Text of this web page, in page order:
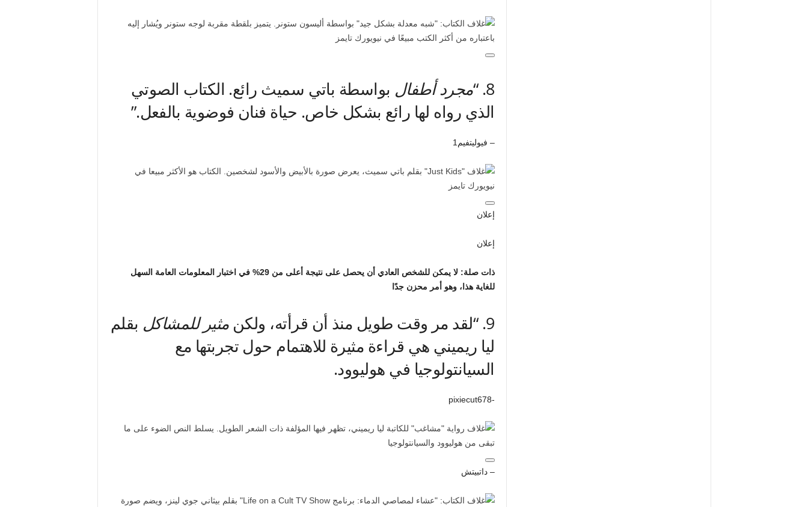
8.
“مجرد أطفال بواسطة باتي سميث رائع. الكتاب الصوتي
الذي رواه لها رائع بشكل خاص. حياة فنان فوضوية بالفعل.”
– فيوليتفيم1
إعلان
إعلان
ذات صلة: لا يمكن للشخص العادي أن يحصل على نتيجة أعلى من 29% في اختبار المعلومات العامة السهل
للغاية هذا، وهو أمر محزن جدًا
9. “لقد مر وقت طويل منذ أن قرأته، ولكنمثير للمشاكل بقلم
ليا ريميني هي قراءة مثيرة للاهتمام حول تجربتها مع
السيانتولوجيا في هوليوود.
-pixiecut678
– داتبيتش